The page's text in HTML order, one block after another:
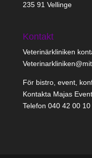
235 91 Vellinge
Kontakt
Veterinärkliniken
För bistro, event,
Kontakta Majas
Telefon 040 42 00 10